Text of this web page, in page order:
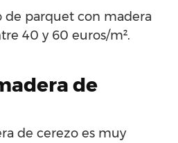
de parquet con madera
40 y 60 euros/m².
de
de cerezo es muy